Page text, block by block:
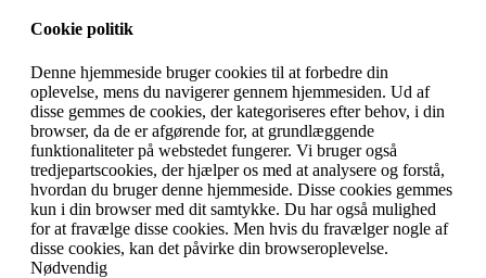
Cookie politik
Denne hjemmeside bruger cookies til at forbedre din
oplevelse, mens du navigerer gennem hjemmesiden. Ud af
disse gemmes de cookies, der kategoriseres efter behov, i din
browser, da de er afgørende for, at grundlæggende
funktionaliteter på webstedet fungerer. Vi bruger også
tredjepartscookies, der hjælper os med at analysere og forstå,
hvordan du bruger denne hjemmeside. Disse cookies gemmes
kun i din browser med dit samtykke. Du har også mulighed
for at fravælge disse cookies. Men hvis du fravælger nogle af
disse cookies, kan det påvirke din browseroplevelse.
Nødvendig